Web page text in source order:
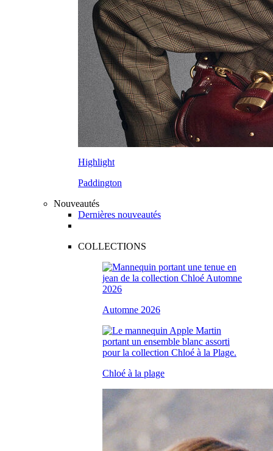
Highlight
Paddington
Nouveautés
Dernières nouveautés
COLLECTIONS
Automne 2026
Chloé à la plage